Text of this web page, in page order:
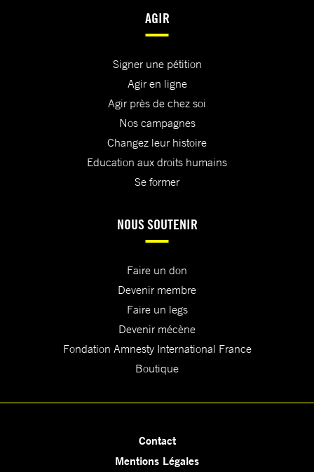
AGIR
Signer une pétition
Agir en ligne
Agir près de chez soi
Nos campagnes
Changez leur histoire
Education aux droits humains
Se former
NOUS SOUTENIR
Faire un don
Devenir membre
Faire un legs
Devenir mécène
Fondation Amnesty International France
Boutique
Contact
Mentions Légales